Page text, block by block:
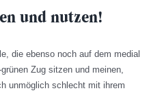
und nutzen!
die ebenso noch auf dem medial
Zug sitzen und meinen,
unmöglich schlecht mit ihrem